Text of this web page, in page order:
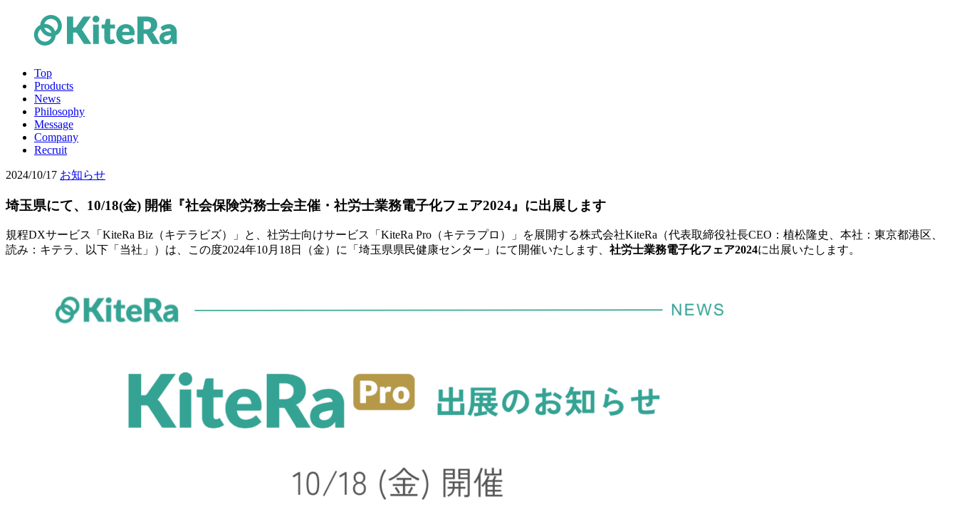
Top
Products
News
Philosophy
Message
Company
Recruit
2024/10/17 お知らせ
埼玉県にて、10/18(金) 開催『社会保険労務士会主催・社労士業務電子化フェア2024』に出展します
規程DXサービス「KiteRa Biz（キテラビズ）」と、社労士向けサービス「KiteRa Pro（キテラプロ）」を展開する株式会社KiteRa（代表取締役社長CEO：植松隆史、本社：東京都港区、
読み：キテラ、以下「当社」）は、この度2024年10月18日（金）に「埼玉県県民健康センター」にて開催いたします、 社労士業務電子化フェア2024に出展いたします。